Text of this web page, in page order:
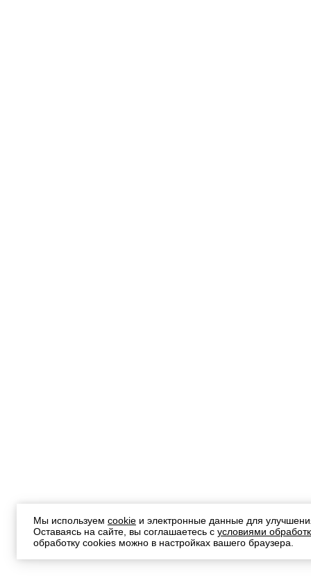
Мы используем cookie и электронные данные для
Оставаясь на сайте, вы соглашаетесь с условиями
обработку cookies можно в настройках вашего браузера.